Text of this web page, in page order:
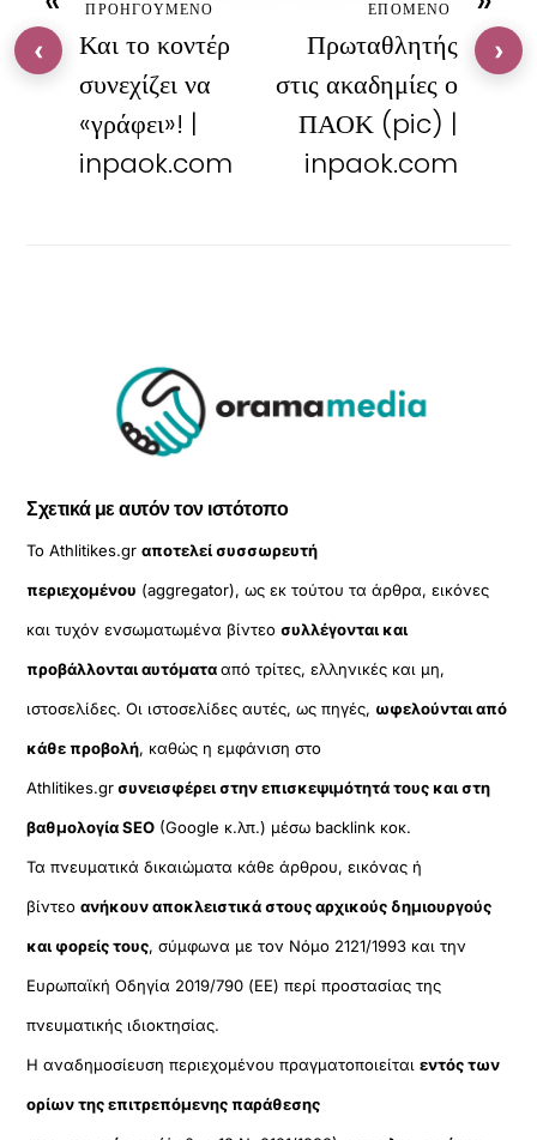
ΠΡΟΗΓΟΥΜΕΝΟ
Και το κοντέρ
συνεχίζει να
«γράφει»! |
inpaok.com
ΕΠΟΜΕΝΟ
Πρωταθλητής
στις ακαδημίες ο
ΠΑΟΚ (pic) |
inpaok.com
Σχετικά με αυτόν τον ιστότοπο
Το Athlitikes.grαποτελεί συσσωρευτή
περιεχομένου (aggregator), ως εκ τούτου τα άρθρα, εικόνες
και τυχόν ενσωματωμένα βίντεοσυλλέγονται και
προβάλλονται αυτόματααπό τρίτες, ελληνικές και μη,
ιστοσελίδες. Οι ιστοσελίδες αυτές, ως πηγές, ωφελούνται από
κάθε προβολή, καθώς η εμφάνιση στο
Athlitikes.grσυνεισφέρει στην επισκεψιμότητά τους και στη
βαθμολογία SEO (Google κ.λπ.) μέσω backlink κοκ.
Τα πνευματικά δικαιώματα κάθε άρθρου, εικόνας ή
βίντεοανήκουν αποκλειστικά στους αρχικούς δημιουργούς
και φορείς τους, σύμφωνα με τον Νόμο 2121/1993 και την
Ευρωπαϊκή Οδηγία 2019/790 (ΕΕ) περί προστασίας της
πνευματικής ιδιοκτησίας.
Η αναδημοσίευση περιεχομένου πραγματοποιείταιεντός των
ορίων της επιτρεπόμενης παράθεσης
‹ ›